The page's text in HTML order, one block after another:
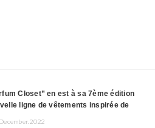
Closet” en est à sa 7ème édition
ligne de vêtements inspirée de